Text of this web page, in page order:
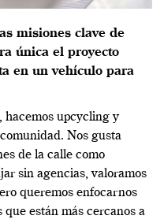
misiones clave de
única el proyecto
en un vehículo para
hacemos upcycling y
Nos gusta
de la calle como
sin agencias, valoramos
queremos enfocarnos
están más cercanos a